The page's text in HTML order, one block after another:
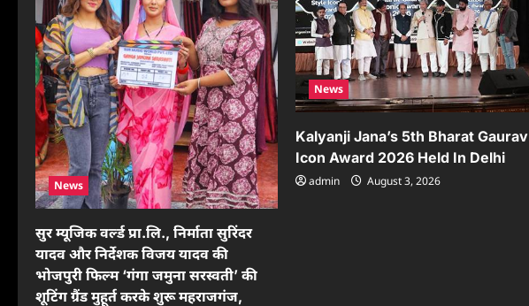
g
a
t
i
o
n News
सुर म्यूजिक वर्ल्ड प्रा.लि., निर्माता सुरिंदर
यादव और निर्देशक विजय यादव की
भोजपुरी फिल्म ‘गंगा जमुना सरस्वती’ की
शूटिंग ग्रैंड मुहूर्त करके शुरू महराजगंज,
News
Kalyanji Jana’s 5th Bharat Gaurav
Icon Award 2026 Held In Delhi
admin August 3, 2026